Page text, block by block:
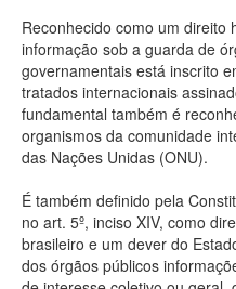
Planejamento
Catálogo de dados
Processo Legislativo
Deputados Estaduais
Administração
Legislação
Agenda
Reconhecido como um direito
informação sob a guarda de
governamentais está inscrito
tratados internacionais
fundamental também é
organismos da comunidade
das Nações Unidas (ONU).
É também definido pela
no art. 5º, inciso XIV, como
brasileiro e um dever do
dos órgãos públicos